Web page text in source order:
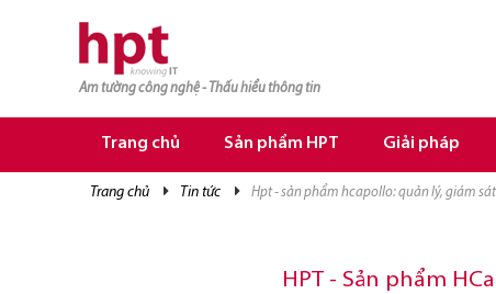
Am tường công nghệ - Thấu hiểu thông tin
Trang chủ Sản phẩm HPT Giải pháp
trang chủ tin tức hpt - sản phẩm hcapollo: quản lý, giám
HPT - Sản phẩm
TRANG CHỦ
TRANG CHỦ